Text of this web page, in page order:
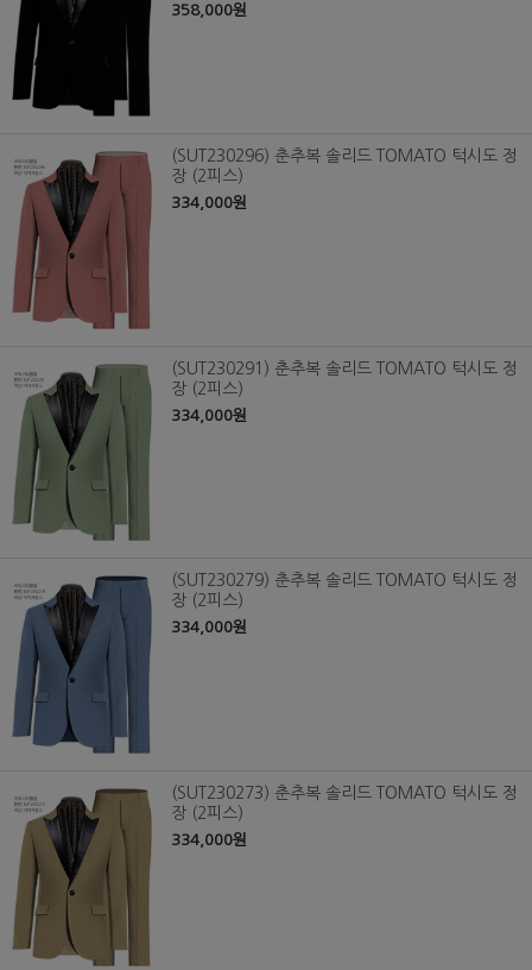
358,000원
(SUT230296) 춘추복 솔리드 TOMATO 턱시도 정
장 (2피스)
334,000원
(SUT230291) 춘추복 솔리드 TOMATO 턱시도 정
장 (2피스)
334,000원
(SUT230279) 춘추복 솔리드 TOMATO 턱시도 정
장 (2피스)
334,000원
(SUT230273) 춘추복 솔리드 TOMATO 턱시도 정
장 (2피스)
334,000원